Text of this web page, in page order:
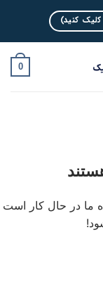
کنید)
0
ما در حال کار است